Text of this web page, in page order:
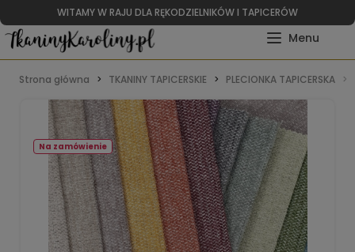
WITAMY W RAJU DLA RĘKODZIELNIKÓW I TAPICERÓW
Strona główna TKANINY TAPICERSKIE PLECIONKA TAPICERSKA
Na zamówienie